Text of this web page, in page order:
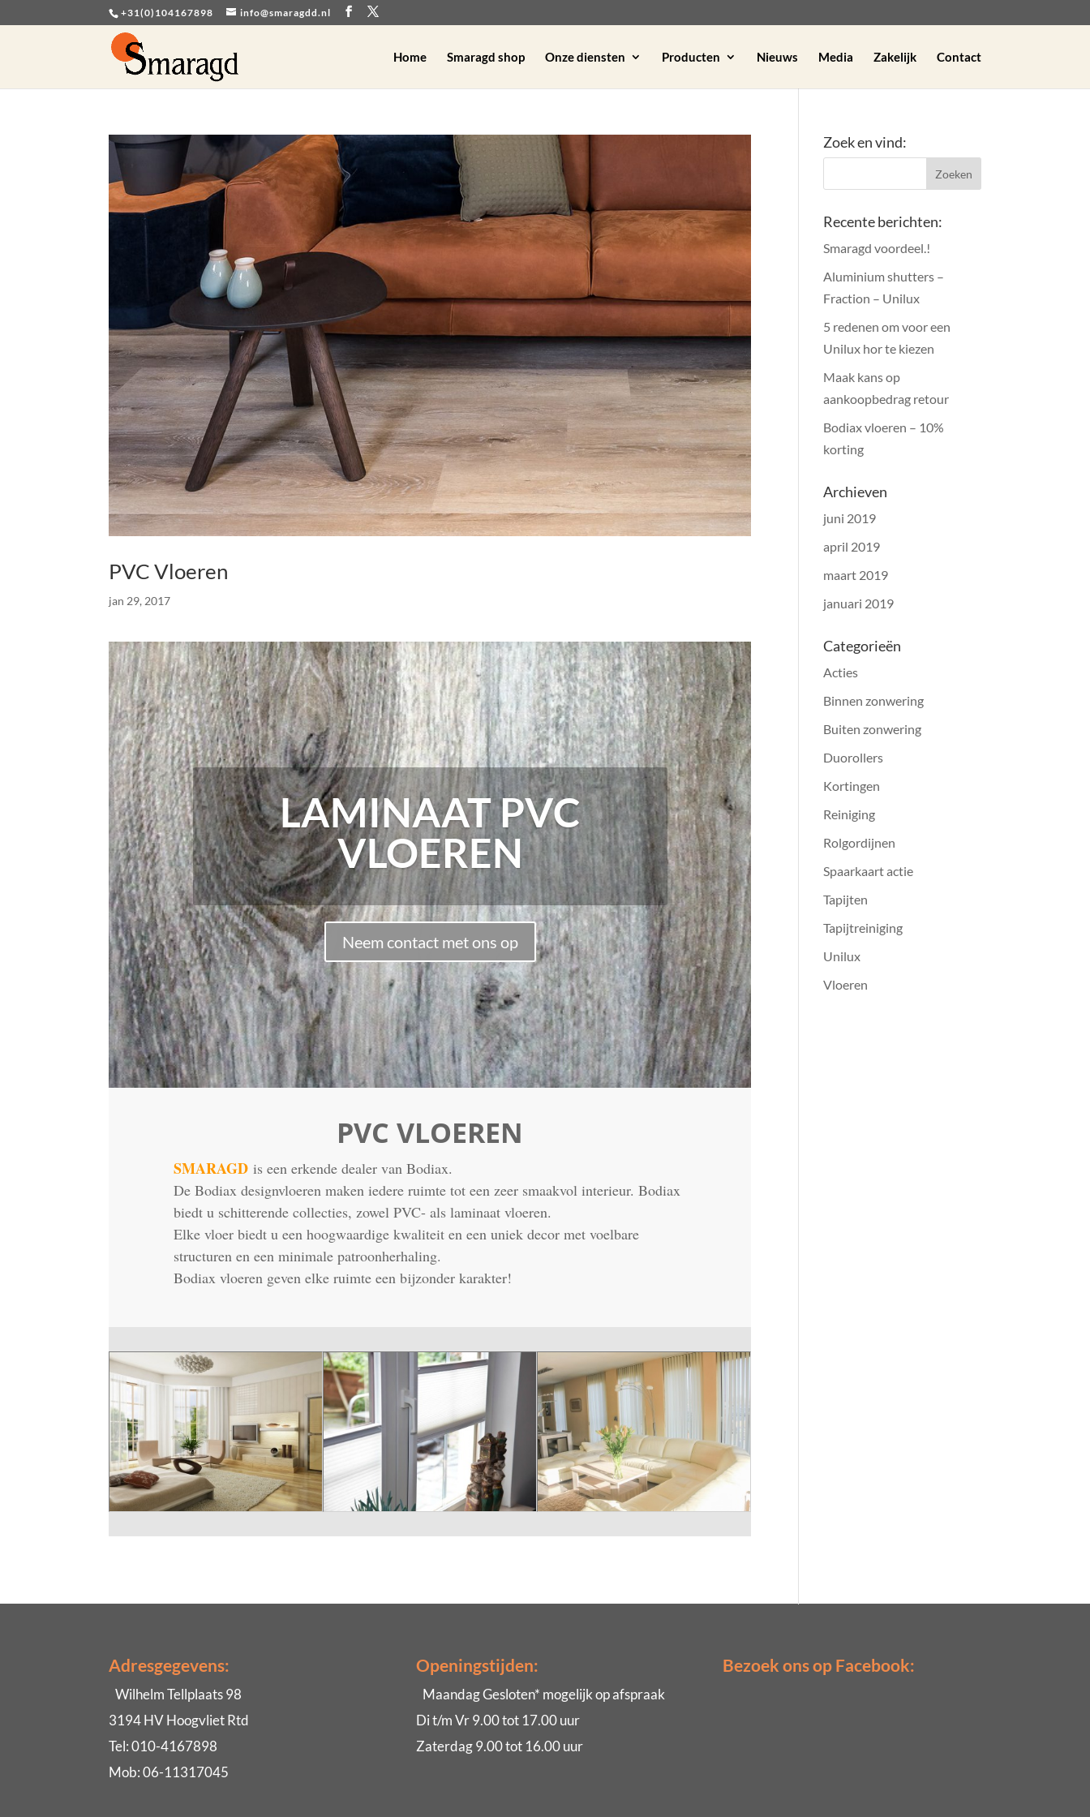
+31(0)104167898 info@smaragdd.nl
Home Smaragd shop Onze diensten Producten Nieuws Media Zakelijk Contact
PVC Vloeren
jan 29, 2017
LAMINAAT PVC
VLOEREN
Neem contact met ons op
PVC VLOEREN
SMARAGD is een erkende dealer van Bodiax.
De Bodiax designvloeren maken iedere ruimte tot een zeer smaakvol interieur. Bodiax
biedt u schitterende collecties, zowel PVC- als laminaat vloeren.
Elke vloer biedt u een hoogwaardige kwaliteit en een uniek decor met voelbare
structuren en een minimale patroonherhaling.
Bodiax vloeren geven elke ruimte een bijzonder karakter!
Zoek en vind:
Recente berichten:
Smaragd voordeel.!
Aluminium shutters –
Fraction – Unilux
5 redenen om voor een
Unilux hor te kiezen
Maak kans op
aankoopbedrag retour
Bodiax vloeren – 10%
korting
Archieven
juni 2019
april 2019
maart 2019
januari 2019
Categorieën
Acties
Binnen zonwering
Buiten zonwering
Duorollers
Kortingen
Reiniging
Rolgordijnen
Spaarkaart actie
Tapijten
Tapijtreiniging
Unilux
Vloeren
Adresgegevens:
Wilhelm Tellplaats 98
3194 HV Hoogvliet Rtd
Tel: 010-4167898
Mob: 06-11317045
Openingstijden:
Maandag Gesloten* mogelijk op afspraak
Di t/m Vr 9.00 tot 17.00 uur
Zaterdag 9.00 tot 16.00 uur
Bezoek ons op Facebook: